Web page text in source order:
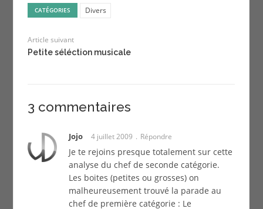
CATÉGORIES Divers
Article suivant
Petite séléction musicale
3 commentaires
Jojo 4 juillet 2009 Répondre
Je te rejoins presque totalement sur cette
analyse du chef de seconde catégorie.
Les boites (petites ou grosses) on
malheureusement trouvé la parade au
chef de première catégorie : Le